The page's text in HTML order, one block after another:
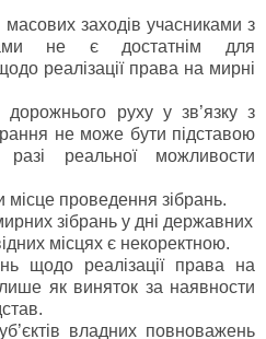
заходів учасниками з
не є достатнім для
реалізації права на мирні
руху у зв’язку з
не може бути підставою
реальної можливости
місце проведення зібрань.
зібрань у дні державних
місцях є некоректною.
щодо реалізації права на
як виняток за наявности
владних повноважень